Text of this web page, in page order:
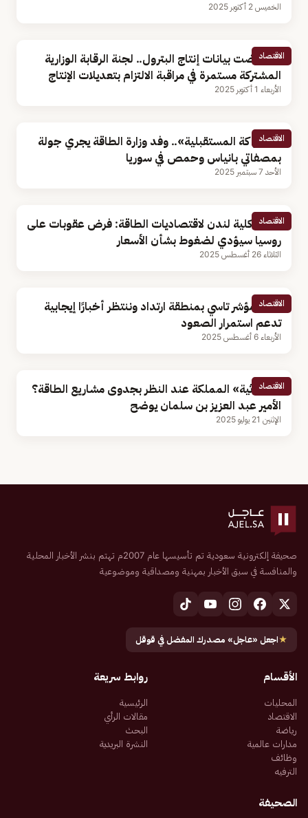
الخميس 2 أكتوبر 2025
الاقتصاد
استعرضت بيانات إنتاج البترول.. لجنة الرقابة الوزارية
المشتركة مستمرة في مراقبة الالتزام بتعديلات الإنتاج
الأربعاء 1 أكتوبر 2025
الاقتصاد
«للشراكة المستقبلية».. وفد وزارة الطاقة يجري جولة
بمصفاتي بانياس وحمص في سوريا
الأحد 7 سبتمبر 2025
الاقتصاد
رئيس كلية لندن لاقتصاديات الطاقة: فرض عقوبات على
روسيا سيؤدي لضغوط بشأن الأسعار
الثلاثاء 26 أغسطس 2025
الاقتصاد
خبير: مؤشر تاسي بمنطقة ارتداد وننتظر أخبارًا إيجابية
تدعم استمرار الصعود
الأربعاء 6 أغسطس 2025
الاقتصاد
ما «ثلاثية» المملكة عند النظر بجدوى مشاريع الطاقة؟
الأمير عبد العزيز بن سلمان يوضح
الإثنين 21 يوليو 2025
صحيفة إلكترونية سعودية تم تأسيسها عام 2007م تهتم بنشر الأخبار المحلية
والمنافسة في سبق الأخبار بمهنية ومصداقية وموضوعية
★اجعل «عاجل» مصدرك المفضل في قوقل
الأقسام
المحليات
الاقتصاد
رياضة
مدارات عالمية
وظائف
الترفيه
روابط سريعة
الرئيسية
مقالات الرأي
البحث
النشرة البريدية
الصحيفة